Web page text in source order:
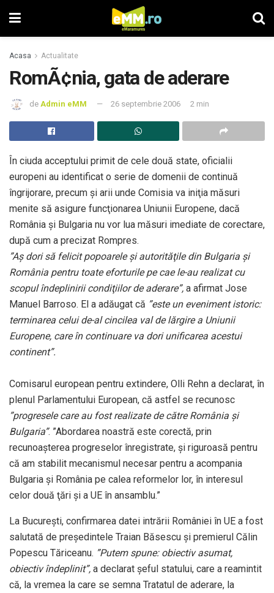
Acasa Actualitate
RomÃ¢nia, gata de aderare
de Admin eMM 26 septembrie 2006 2 min
În ciuda acceptului primit de cele două state, oficialii
europeni au identificat o serie de domenii de continuă
îngrijorare, precum şi arii unde Comisia va iniţia măsuri
menite să asigure funcţionarea Uniunii Europene, dacă
România şi Bulgaria nu vor lua măsuri imediate de corectare,
după cum a precizat Rompres.
”Aş dori să felicit popoarele şi autorităţile din Bulgaria şi
România pentru toate eforturile pe cae le-au realizat cu
scopul îndeplinirii condiţiilor de aderare”, a afirmat Jose
Manuel Barroso. El a adăugat că ”este un eveniment istoric:
terminarea celui de-al cincilea val de lărgire a Uniunii
Europene, care în continuare va dori unificarea acestui
continent”.
Comisarul european pentru extindere, Olli Rehn a declarat, în
plenul Parlamentului European, că astfel se recunosc
”progresele care au fost realizate de către România şi
Bulgaria”. ”Abordarea noastră este corectă, prin
recunoaşterea progreselor înregistrate, şi riguroasă pentru
că am stabilit mecanismul necesar pentru a acompania
Bulgaria şi România pe calea reformelor lor, în interesul
celor două ţări şi a UE în ansamblu.”
La Bucureşti, confirmarea datei intrării României în UE a fost
salutată de preşedintele Traian Băsescu şi premierul Călin
Popescu Tăriceanu. ”Putem spune: obiectiv asumat,
obiectiv îndeplinit”, a declarat şeful statului, care a reamintit
că, la vremea la care se semna Tratatul de aderare, la